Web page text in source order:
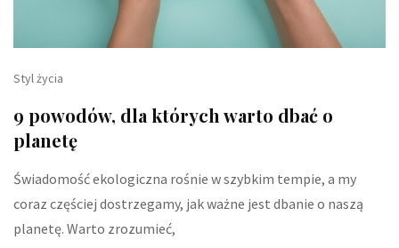
Styl życia
9 powodów, dla których warto dbać o
planetę
Świadomość ekologiczna rośnie w szybkim tempie, a my
coraz częściej dostrzegamy, jak ważne jest dbanie o naszą
planetę. Warto zrozumieć,